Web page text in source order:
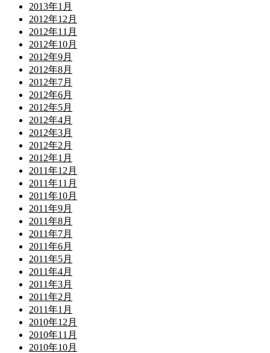
2013年1月
2012年12月
2012年11月
2012年10月
2012年9月
2012年8月
2012年7月
2012年6月
2012年5月
2012年4月
2012年3月
2012年2月
2012年1月
2011年12月
2011年11月
2011年10月
2011年9月
2011年8月
2011年7月
2011年6月
2011年5月
2011年4月
2011年3月
2011年2月
2011年1月
2010年12月
2010年11月
2010年10月